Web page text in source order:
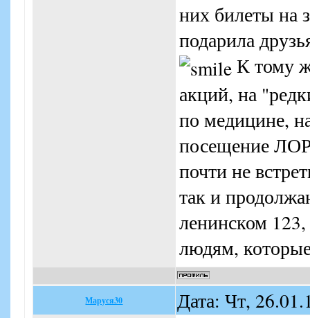
них билеты на
подарила
К тому
акций, на
по медицине,
посещение
почти не
так и
ленинском
людям,
Маруся30 Дата: Чт,